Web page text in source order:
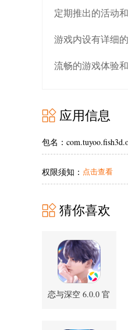
定期推出的活动
游戏内设有详细
流畅的游戏体验
应用信息
包名：
权限须知： 点击查看
猜你喜欢
恋与深空 6.0.0 官